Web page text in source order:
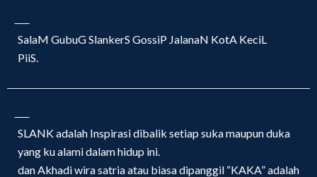
SalaM GubuG SlankerS GossiP JalanaN KotA KeciL
PiiS.
SLANK adalah Inspirasi dibalik setiap suka maupun duka
yang ku alami dalam hidup ini.
dan Akhadi wira satria atau biasa dipanggil “KAKA” adalah